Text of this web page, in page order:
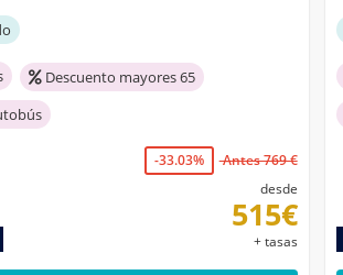
Descuento mayores 65
-33.03%
Antes 769 €
desde
515€
+ tasas